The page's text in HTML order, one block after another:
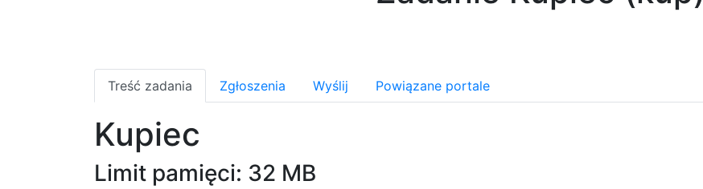
Treść zadania Zgłoszenia Wyślij Powiązane portale
Kupiec
Limit pamięci: 32 MB